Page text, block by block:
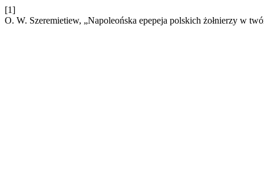
[1]
O. W. Szeremietiew, „Napoleońska epepeja polskich żołnierzy w